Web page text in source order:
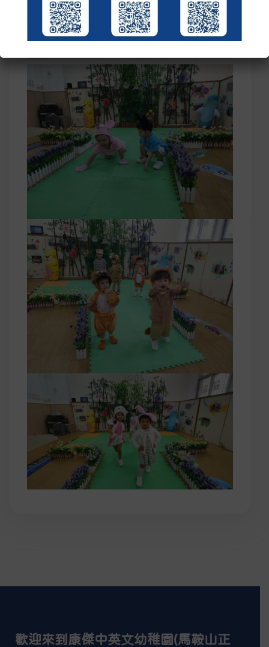
歡迎來到康傑中英文幼稚園(馬鞍山正